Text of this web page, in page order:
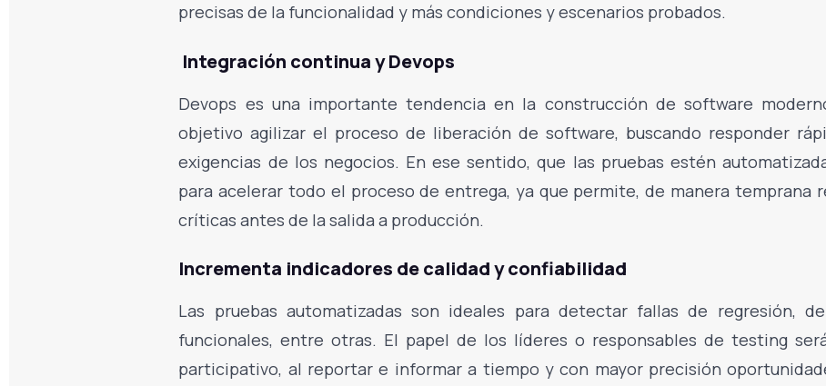
precisas de la funcionalidad y más condiciones y escenarios probados.
Integración continua y Devops
Devops es una importante tendencia en la construcción de software
objetivo agilizar el proceso de liberación de software, buscando responder
exigencias de los negocios. En ese sentido, que las pruebas estén
para acelerar todo el proceso de entrega, ya que permite, de manera temprana
críticas antes de la salida a producción.
Incrementa indicadores de calidad y confiabilidad
Las pruebas automatizadas son ideales para detectar fallas de regresión,
funcionales, entre otras. El papel de los líderes o responsables de testing
participativo, al reportar e informar a tiempo y con mayor precisión